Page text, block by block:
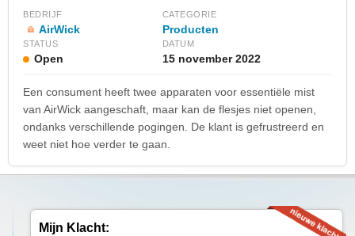
BEDRIJF
AirWick
CATEGORIE
Producten
STATUS
Open
DATUM
15 november 2022
Een consument heeft twee apparaten voor essentiële mist
van AirWick aangeschaft, maar kan de flesjes niet openen,
ondanks verschillende pogingen. De klant is gefrustreerd en
weet niet hoe verder te gaan.
Mijn Klacht: